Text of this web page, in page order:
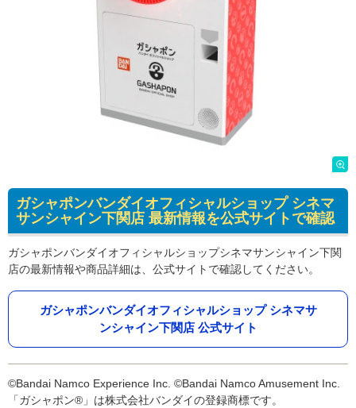
ガシャポンバンダイオフィシャルショップ シネマ
サンシャイン下関店 最新情報を公式サイトで確認
ガシャポンバンダイオフィシャルショップシネマサンシャイン下関
店の最新情報や商品詳細は、公式サイトで確認してください。
ガシャポンバンダイオフィシャルショップ シネマサ
ンシャイン下関店 公式サイト
©Bandai Namco Experience Inc. ©Bandai Namco Amusement Inc.
「ガシャポン®」は株式会社バンダイの登録商標です。